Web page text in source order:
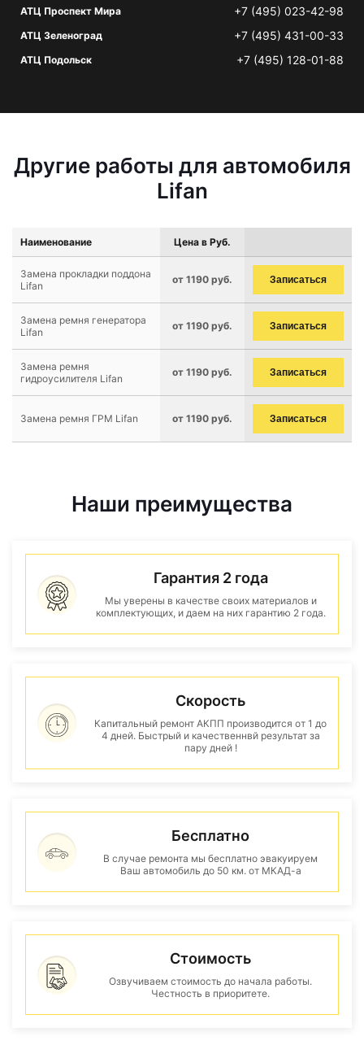
АТЦ Проспект Мира +7 (495) 023-42-98
АТЦ Зеленоград +7 (495) 431-00-33
АТЦ Подольск +7 (495) 128-01-88
Другие работы для автомобиля
Lifan
Наименование Цена в Руб.
Замена прокладки поддона
Lifan
от 1190 руб. Записаться
Замена ремня генератора
Lifan
от 1190 руб. Записаться
Замена ремня
гидроусилителя Lifan
от 1190 руб. Записаться
Замена ремня ГРМ Lifan от 1190 руб. Записаться
Наши преимущества
Гарантия 2 года
Мы уверены в качестве своих материалов и
комплектующих, и даем на них гарантию 2 года.
Скорость
Капитальный ремонт АКПП производится от 1 до
4 дней. Быстрый и качественнвй результат за
пару дней !
Бесплатно
В случае ремонта мы бесплатно эвакуируем
Ваш автомобиль до 50 км. от МКАД-а
Стоимость
Озвучиваем стоимость до начала работы.
Честность в приоритете.